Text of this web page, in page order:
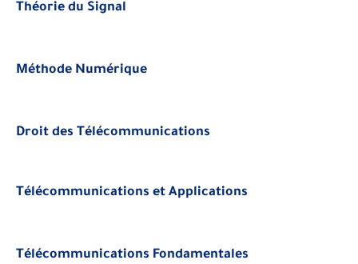
Théorie du Signal
Méthode Numérique
Droit des Télécommunications
Télécommunications et Applications
Télécommunications Fondamentales